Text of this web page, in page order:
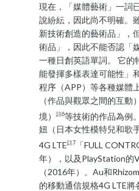
現在，「媒體藝術」一詞
說紛紜，因此尚不明確。
新技術創造的藝術品」，
術品」，因此不能否認「
一種日創英語單詞。 它的
能發揮多樣表達可能性」
程序（APP）等各種媒體
（作品與觀眾之間的互
境）註6等技術的作品為例
妞（日本女性模特兒和歌
4G LTE註7
「FULL
年），以及PlayStation的
（2016年）。Au和
的移動通信規格4G LTE